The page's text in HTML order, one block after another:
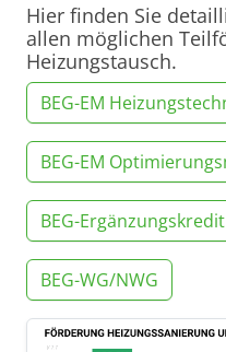
Hier finden Sie
allen möglichen
Heizungstausch.
BEG-EM
BEG-EM
BEG-Ergänzungskredit
BEG-WG/NWG